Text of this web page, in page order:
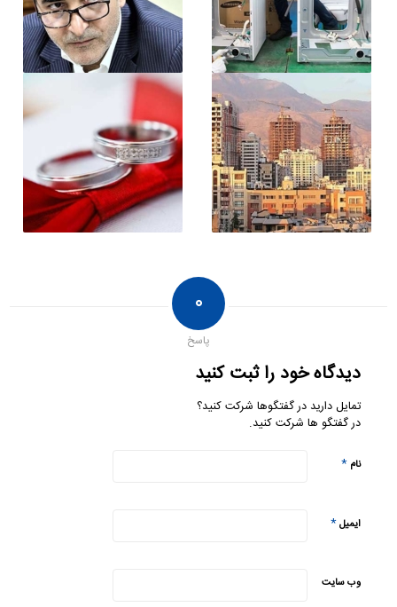
۰
پاسخ
دیدگاه خود را ثبت کنید
تمایل دارید در گفتگوها شرکت کنید؟
در گفتگو ها شرکت کنید.
نام*
ایمیل*
وب‌ سایت